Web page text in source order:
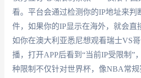
看。平台会通过检测你的IP地址来判
件，如果你的IP显示在海外，就会直
如你在澳大利亚悉尼想观看瑞士VS
播，打开APP后看到“当前IP受限制”
种限制不仅针对世界杯，像NBA常规